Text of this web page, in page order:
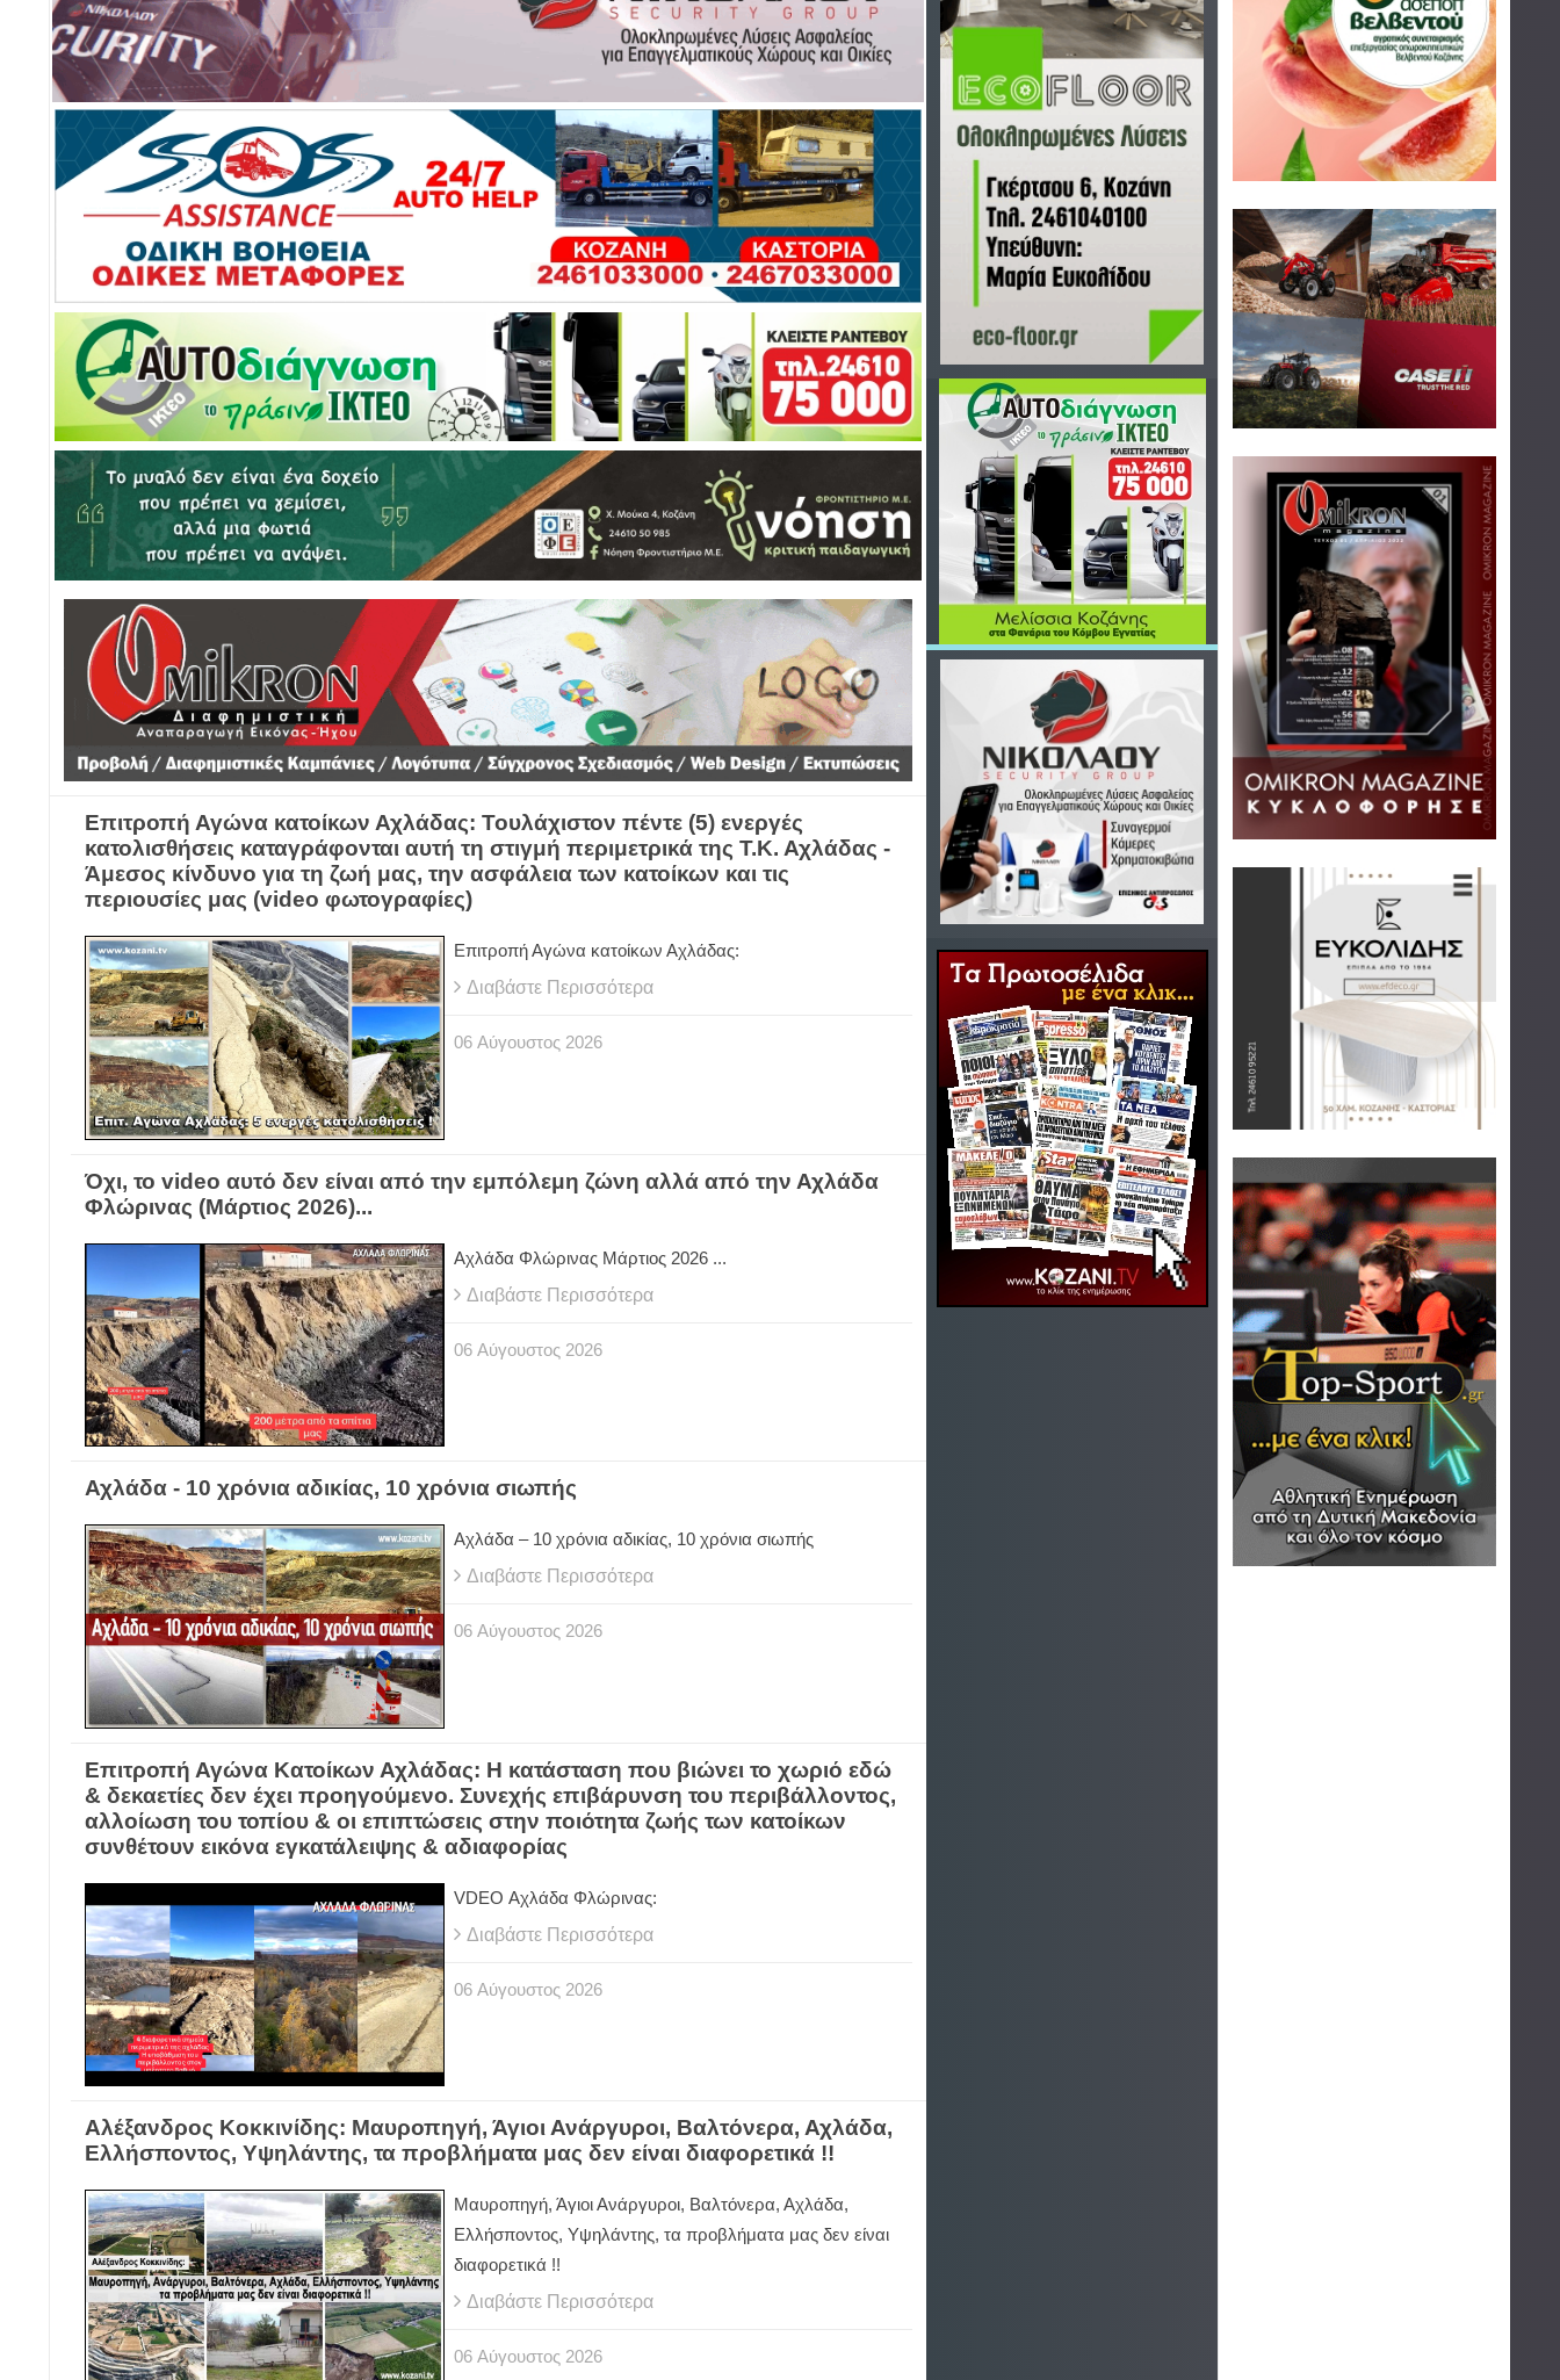
Eπιτροπή Αγώνα κατοίκων Αχλάδας: Τουλάχιστον πέντε (5) ενεργές
κατολισθήσεις καταγράφονται αυτή τη στιγμή περιμετρικά της Τ.Κ. Αχλάδας -
Άμεσος κίνδυνο για τη ζωή μας, την ασφάλεια των κατοίκων και τις
περιουσίες μας (video φωτογραφίες)
Eπιτροπή Αγώνα κατοίκων Αχλάδας:
Διαβάστε Περισσότερα
06 Αύγουστος 2026
Όχι, το video αυτό δεν είναι από την εμπόλεμη ζώνη αλλά από την Αχλάδα
Φλώρινας (Μάρτιος 2026)...
Αχλάδα Φλώρινας Μάρτιος 2026 ...
Διαβάστε Περισσότερα
06 Αύγουστος 2026
Αχλάδα - 10 χρόνια αδικίας, 10 χρόνια σιωπής
Αχλάδα – 10 χρόνια αδικίας, 10 χρόνια σιωπής
Διαβάστε Περισσότερα
06 Αύγουστος 2026
Επιτροπή Αγώνα Κατοίκων Αχλάδας: Η κατάσταση που βιώνει το χωριό εδώ
& δεκαετίες δεν έχει προηγούμενο. Συνεχής επιβάρυνση του περιβάλλοντος,
αλλοίωση του τοπίου & οι επιπτώσεις στην ποιότητα ζωής των κατοίκων
συνθέτουν εικόνα εγκατάλειψης & αδιαφορίας
VDEO Αχλάδα Φλώρινας:
Διαβάστε Περισσότερα
06 Αύγουστος 2026
Αλέξανδρος Κοκκινίδης: Μαυροπηγή, Άγιοι Ανάργυροι, Βαλτόνερα, Αχλάδα,
Ελλήσποντος, Υψηλάντης, τα προβλήματα μας δεν είναι διαφορετικά !!
Μαυροπηγή, Άγιοι Ανάργυροι, Βαλτόνερα, Αχλάδα,
Ελλήσποντος, Υψηλάντης, τα προβλήματα μας δεν είναι
διαφορετικά !!
Διαβάστε Περισσότερα
06 Αύγουστος 2026